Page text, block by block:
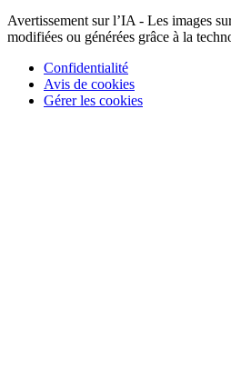
Avertissement sur l’IA - Les images
modifiées ou générées grâce à la
Confidentialité
Avis de cookies
Gérer les cookies